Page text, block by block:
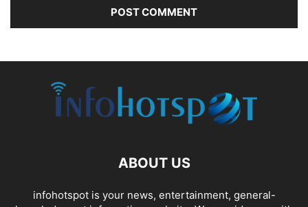
ABOUT US
infohotspot is your news, entertainment, general-